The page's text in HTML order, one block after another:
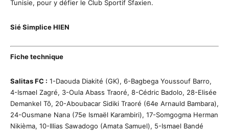
Tunisie, pour y défier le Club Sportif Sfaxien.
Sié Simplice HIEN
Fiche technique
Salitas FC : 1-Daouda Diakité (GK), 6-Bagbega Youssouf Barro,
4-Ismael Zagré, 3-Oula Abass Traoré, 8-Cédric Badolo, 28-Elisée
Demankel Tô, 20-Aboubacar Sidiki Traoré (64e Arnauld Bambara),
24-Ousmane Nana (75e Ismaël Karambiri), 17-Somgogma Herman
Nikièma, 10-Illias Sawadogo (Amata Samuel), 5-Ismael Bandé